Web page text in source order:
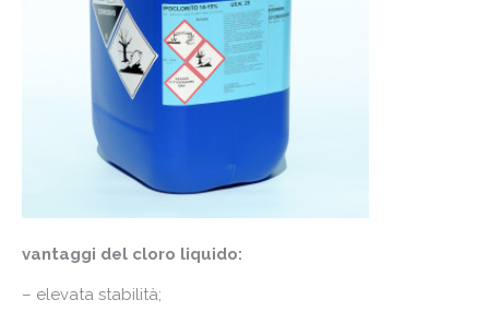
vantaggi del cloro liquido:
– elevata stabilità;